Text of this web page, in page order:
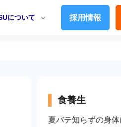
について 採用情報
食養生
夏バテ知らずの身体